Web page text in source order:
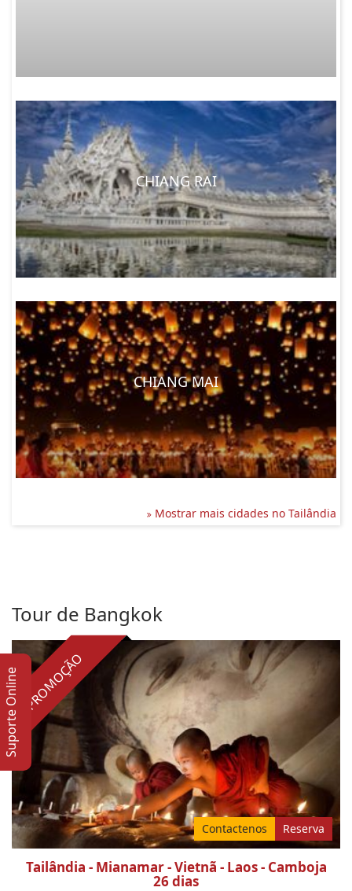
CHIANG RAI
CHIANG MAI
Mostrar mais cidades no Tailândia
Tour de Bangkok
Contactenos Reserva
PROMOÇÃO
Tailândia - Mianamar - Vietnã - Laos - Camboja
26 dias
Suporte Online